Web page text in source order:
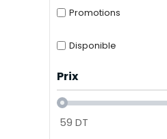
Promotions
Disponible
Prix
59 DT